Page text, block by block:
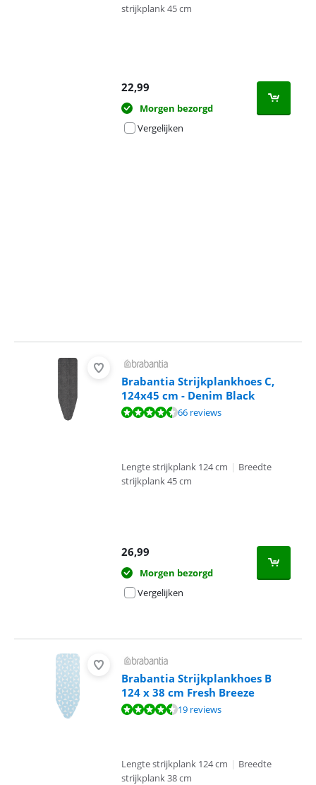
strijkplank 45 cm
22,99
Morgen bezorgd
Vergelijken
Brabantia Strijkplankhoes C,
124x45 cm - Denim Black
Beoordeling is 8,8 van de 10, gebaseerd op 66 reviews.
66 reviews
Lengte strijkplank 124 cm | Breedte
strijkplank 45 cm
26,99
Morgen bezorgd
Vergelijken
Brabantia Strijkplankhoes B
124 x 38 cm Fresh Breeze
Beoordeling is 8,6 van de 10, gebaseerd op 19 reviews.
19 reviews
Lengte strijkplank 124 cm | Breedte
strijkplank 38 cm